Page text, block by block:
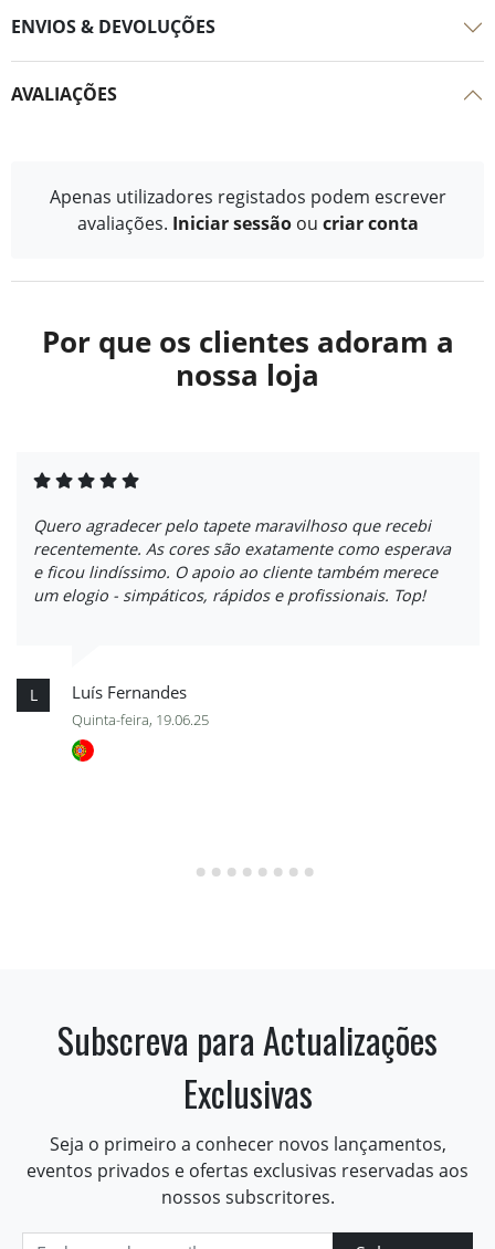
ENVIOS & DEVOLUÇÕES
AVALIAÇÕES
Apenas utilizadores registados podem escrever
avaliações. Iniciar sessão ou criar conta
Por que os clientes adoram a
nossa loja
Quero agradecer pelo tapete maravilhoso que recebi
recentemente. As cores são exatamente como esperava
e ficou lindíssimo. O apoio ao cliente também merece
um elogio - simpáticos, rápidos e profissionais. Top!
L Luís Fernandes
Quinta-feira, 19.06.25
Subscreva para Actualizações
Exclusivas
Seja o primeiro a conhecer novos lançamentos,
eventos privados e ofertas exclusivas reservadas aos
nossos subscritores.